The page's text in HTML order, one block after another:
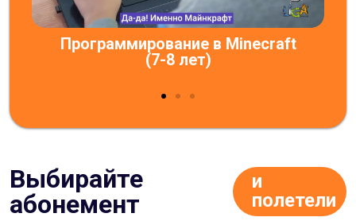
Программирование в Minecraft
(7-8 лет)
Выбирайте
абонемент
и
полетели